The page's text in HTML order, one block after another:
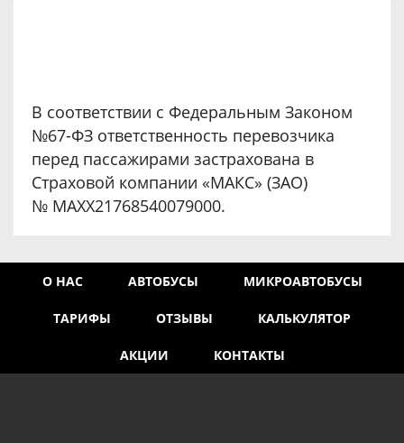
В соответствии с Федеральным Законом
№67-ФЗ ответственность перевозчика
перед пассажирами застрахована в
Страховой компании «МАКС» (ЗАО)
№ MAXX21768540079000.
О НАС АВТОБУСЫ МИКРОАВТОБУСЫ
ТАРИФЫ ОТЗЫВЫ КАЛЬКУЛЯТОР
АКЦИИ КОНТАКТЫ